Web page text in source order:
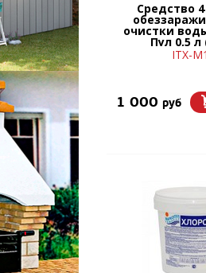
Средство
очистки
Пул 0,5
ITX-
1 000 руб